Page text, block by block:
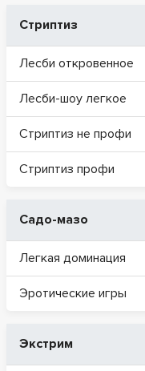
Стриптиз
Лесби откровенное
Лесби-шоу легкое
Стриптиз не профи
Стриптиз профи
Садо-мазо
Легкая доминация
Эротические игры
Экстрим